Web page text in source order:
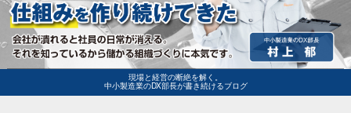
現場と経営の断絶を解く。
中小製造業のDX部長が書き続けるブログ